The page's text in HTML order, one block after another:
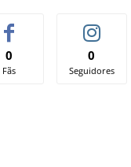
0
Fãs
0
Seguidores